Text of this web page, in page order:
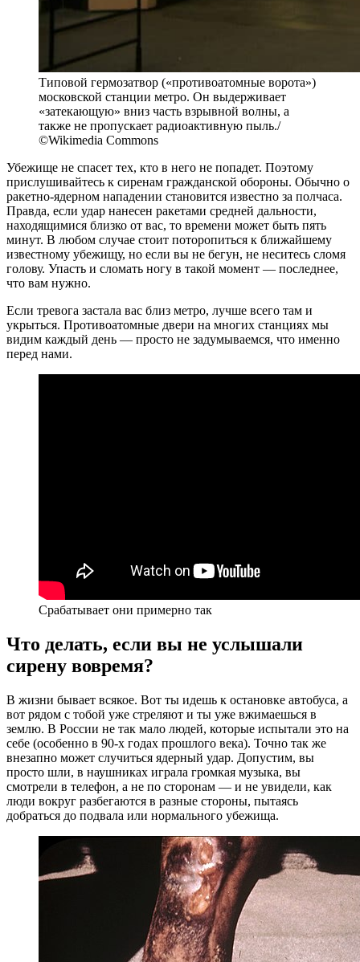
Типовой гермозатвор («противоатомные ворота»)
московской станции метро. Он выдерживает
«затекающую» вниз часть взрывной волны, а
также не пропускает радиоактивную пыль./
©Wikimedia Commons
Убежище не спасет тех, кто в него не попадет. Поэтому
прислушивайтесь к сиренам гражданской обороны. Обычно о
ракетно-ядерном нападении становится известно за полчаса.
Правда, если удар нанесен ракетами средней дальности,
находящимися близко от вас, то времени может быть пять
минут. В любом случае стоит поторопиться к ближайшему
известному убежищу, но если вы не бегун, не неситесь сломя
голову. Упасть и сломать ногу в такой момент — последнее,
что вам нужно.
Если тревога застала вас близ метро, лучше всего там и
укрыться. Противоатомные двери на многих станциях мы
видим каждый день — просто не задумываемся, что именно
перед нами.
Срабатывает они примерно так
Что делать, если вы не услышали
сирену вовремя?
В жизни бывает всякое. Вот ты идешь к остановке автобуса, а
вот рядом с тобой уже стреляют и ты уже вжимаешься в
землю. В России не так мало людей, которые испытали это на
себе (особенно в 90-х годах прошлого века). Точно так же
внезапно может случиться ядерный удар. Допустим, вы
просто шли, в наушниках играла громкая музыка, вы
смотрели в телефон, а не по сторонам — и не увидели, как
люди вокруг разбегаются в разные стороны, пытаясь
добраться до подвала или нормального убежища.